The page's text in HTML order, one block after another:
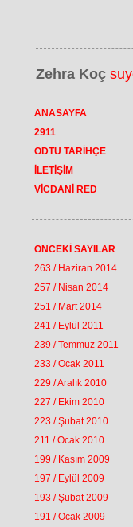
Zehra Koç
ANASAYFA
2911
ODTU TARİHÇE
İLETİŞİM
VİCDANİ RED
ÖNCEKİ SAYILAR
263 / Haziran 2014
257 / Nisan 2014
251 / Mart 2014
241 / Eylül 2011
239 / Temmuz 2011
233 / Ocak 2011
229 / Aralık 2010
227 / Ekim 2010
223 / Şubat 2010
211 / Ocak 2010
199 / Kasım 2009
197 / Eylül 2009
193 / Şubat 2009
191 / Ocak 2009